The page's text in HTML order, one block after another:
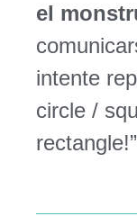
el
intente
circle /
rectangle!”